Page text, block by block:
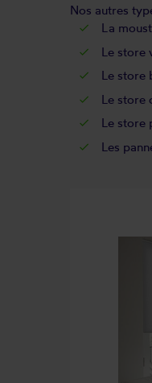
Nos autres
La
Le store
Le store
Le store
Le store
Les